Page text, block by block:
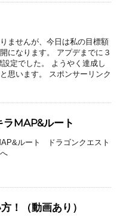
ませんが、今日は私の目標額
になります。 アプデまでに３
定でした。 ようやく達成し
思います。 スポンサーリンク
ラMAP&ルート
ルート ドラゴンクエスト
！（動画あり）